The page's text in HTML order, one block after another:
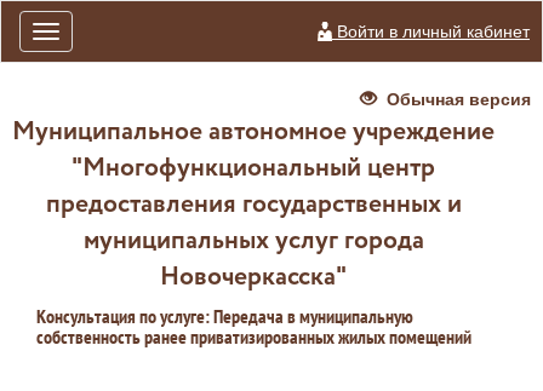
Toggle
navigation
Войти в личный кабинет
Обычная версия
Муниципальное автономное учреждение
"Многофункциональный центр
предоставления государственных и
муниципальных услуг города
Новочеркасска"
Консультация по услуге: Передача в муниципальную
собственность ранее приватизированных жилых помещений